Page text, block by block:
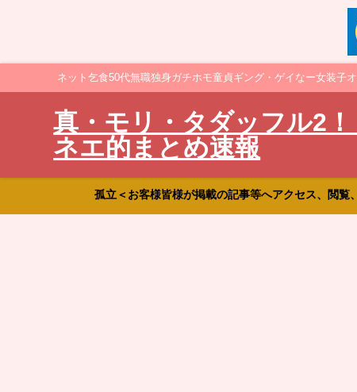
ネット乞食50代無職独身ガチホモ童貞ギング・ゲイなー女装子
真・モリ・タダッフル2
ネエ的まとめ速報
孤立＜お客様皆様が掲載の記事等へアクセス、閲覧